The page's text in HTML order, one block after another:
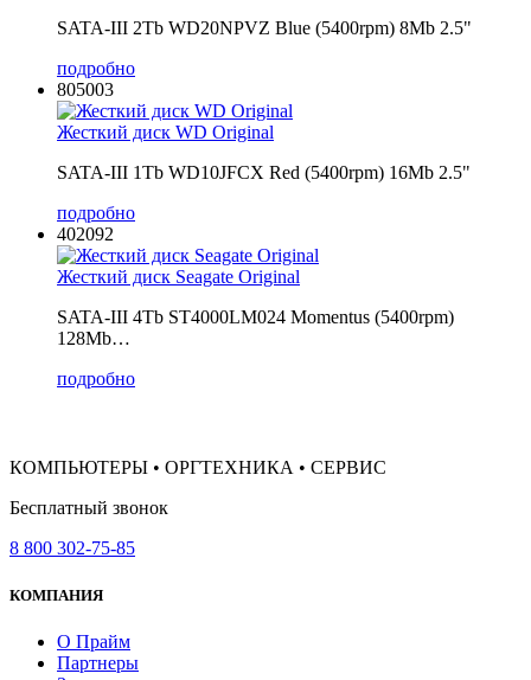
SATA-III 2Tb WD20NPVZ Blue (5400rpm) 8Mb 2.5"
подробно
805003
Жесткий диск WD Original
SATA-III 1Tb WD10JFCX Red (5400rpm) 16Mb 2.5"
подробно
402092
Жесткий диск Seagate Original
SATA-III 4Tb ST4000LM024 Momentus (5400rpm)
128Mb…
подробно
КОМПЬЮТЕРЫ • ОРГТЕХНИКА • СЕРВИС
Бесплатный звонок
8 800 302-75-85
КОМПАНИЯ
О Прайм
Партнеры